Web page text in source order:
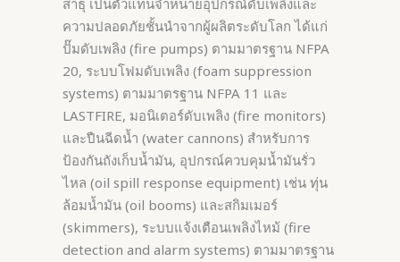
สาธุ เป็นตัวแทนจำหน่ายอุปกรณ์ดับเพลิงและ
ความปลอดภัยชั้นนำจากผู้ผลิตระดับโลก ได้แก่
ปั๊มดับเพลิง (fire pumps) ตามมาตรฐาน NFPA
20, ระบบโฟมดับเพลิง (foam suppression
systems) ตามมาตรฐาน NFPA 11 และ
LASTFIRE, มอนิเตอร์ดับเพลิง (fire monitors)
และปืนฉีดน้ำ (water cannons) สำหรับการ
ป้องกันถังเก็บน้ำมัน, อุปกรณ์ควบคุมน้ำมันรั่ว
ไหล (oil spill response equipment) เช่น ทุ่น
ล้อมน้ำมัน (oil booms) และสกิมเมอร์
(skimmers), ระบบแจ้งเตือนเพลิงไหม้ (fire
detection and alarm systems) ตามมาตรฐาน